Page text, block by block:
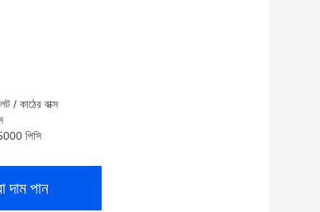
/ কাঠের বাক্স
পিসি
দাম পান